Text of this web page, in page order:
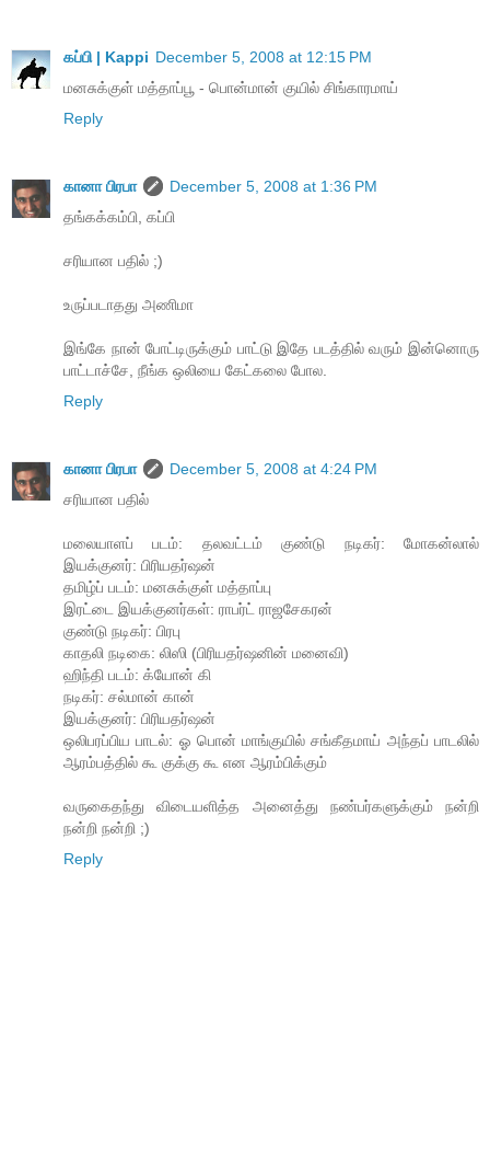
கப்பி | Kappi December 5, 2008 at 12:15 PM
மனசுக்குள் மத்தாப்பூ - பொன்மான் குயில் சிங்காரமாய்
Reply
கானா பிரபா
December 5, 2008 at 1:36 PM
தங்கக்கம்பி, கப்பி
சரியான பதில் ;)
உருப்படாதது அணிமா
இங்கே நான் போட்டிருக்கும் பாட்டு இதே படத்தில் வரும் இன்னொரு
பாட்டாச்சே, நீங்க ஒலியை கேட்கலை போல.
Reply
கானா பிரபா
December 5, 2008 at 4:24 PM
சரியான பதில்
மலையாளப் படம்: தலவட்டம் குண்டு நடிகர்: மோகன்லால்
இயக்குனர்: பிரியதர்ஷன்
தமிழ்ப் படம்: மனசுக்குள் மத்தாப்பு
இரட்டை இயக்குனர்கள்: ராபர்ட் ராஜசேகரன்
குண்டு நடிகர்: பிரபு
காதலி நடிகை: லிஸி (பிரியதர்ஷனின் மனைவி)
ஹிந்தி படம்: க்யோன் கி
நடிகர்: சல்மான் கான்
இயக்குனர்: பிரியதர்ஷன்
ஒலிபரப்பிய பாடல்: ஓ பொன் மாங்குயில் சங்கீதமாய் அந்தப் பாடலில்
ஆரம்பத்தில் கூ குக்கு கூ என ஆரம்பிக்கும்
வருகைதந்து விடையளித்த அனைத்து நண்பர்களுக்கும் நன்றி
நன்றி நன்றி ;)
Reply